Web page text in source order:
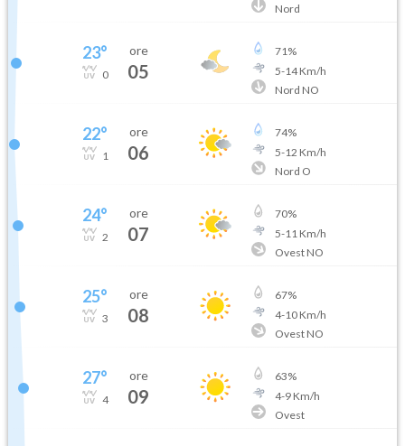
Nord
23°
0
ore
05
71%
5-14Km/h
Nord NO
22°
1
ore
06
74%
5-12 Km/h
Nord O
24°
2
ore
07
70%
5-11 Km/h
Ovest NO
25°
3
ore
08
67%
4-10Km/h
Ovest NO
27°
4
ore
09
63%
4-9Km/h
Ovest